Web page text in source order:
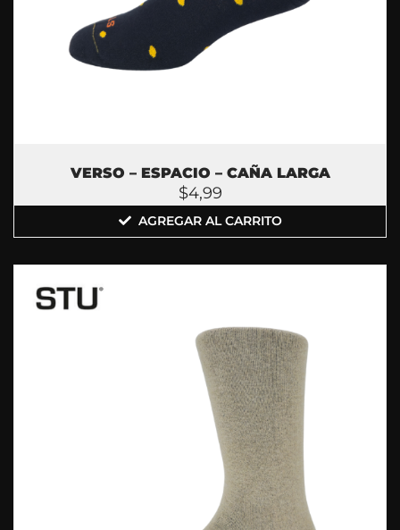
VERSO – ESPACIO – CAÑA LARGA
$4,99
AGREGAR AL CARRITO